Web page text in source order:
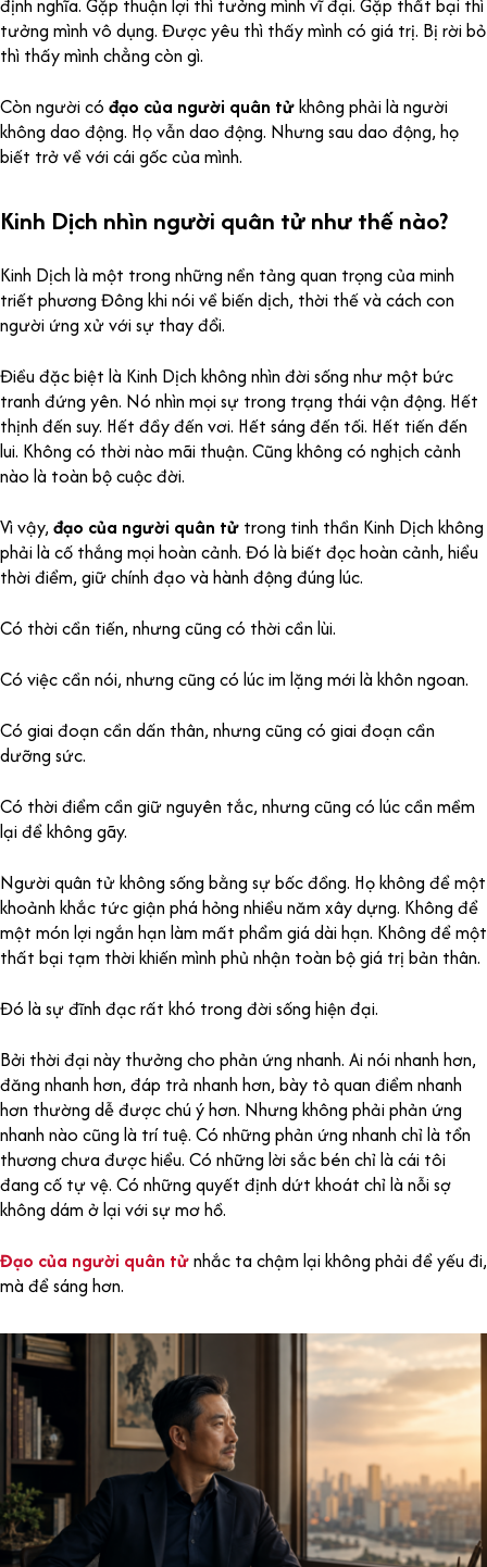
định nghĩa. Gặp thuận lợi thì tưởng mình vĩ đại. Gặp thất bại thì
tưởng mình vô dụng. Được yêu thì thấy mình có giá trị. Bị rời bỏ
thì thấy mình chẳng còn gì.
Còn người có đạo của người quân tửkhông phải là người
không dao động. Họ vẫn dao động. Nhưng sau dao động, họ
biết trở về với cái gốc của mình.
Kinh Dịch nhìn người quân tử như thế nào?
Kinh Dịch là một trong những nền tảng quan trọng của minh
triết phương Đông khi nói về biến dịch, thời thế và cách con
người ứng xử với sự thay đổi.
Điều đặc biệt là Kinh Dịch không nhìn đời sống như một bức
tranh đứng yên. Nó nhìn mọi sự trong trạng thái vận động. Hết
thịnh đến suy. Hết đầy đến vơi. Hết sáng đến tối. Hết tiến đến
lui. Không có thời nào mãi thuận. Cũng không có nghịch cảnh
nào là toàn bộ cuộc đời.
Vì vậy, đạo của người quân tử trong tinh thần Kinh Dịch không
phải là cố thắng mọi hoàn cảnh. Đó là biết đọc hoàn cảnh, hiểu
thời điểm, giữ chính đạo và hành động đúng lúc.
Có thời cần tiến, nhưng cũng có thời cần lùi.
Có việc cần nói, nhưng cũng có lúc im lặng mới là khôn ngoan.
Có giai đoạn cần dấn thân, nhưng cũng có giai đoạn cần
dưỡng sức.
Có thời điểm cần giữ nguyên tắc, nhưng cũng có lúc cần mềm
lại để không gãy.
Người quân tử không sống bằng sự bốc đồng. Họ không để một
khoảnh khắc tức giận phá hỏng nhiều năm xây dựng. Không để
một món lợi ngắn hạn làm mất phẩm giá dài hạn. Không để một
thất bại tạm thời khiến mình phủ nhận toàn bộ giá trị bản thân.
Đó là sự đĩnh đạc rất khó trong đời sống hiện đại.
Bởi thời đại này thưởng cho phản ứng nhanh. Ai nói nhanh hơn,
đăng nhanh hơn, đáp trả nhanh hơn, bày tỏ quan điểm nhanh
hơn thường dễ được chú ý hơn. Nhưng không phải phản ứng
nhanh nào cũng là trí tuệ. Có những phản ứng nhanh chỉ là tổn
thương chưa được hiểu. Có những lời sắc bén chỉ là cái tôi
đang cố tự vệ. Có những quyết định dứt khoát chỉ là nỗi sợ
không dám ở lại với sự mơ hồ.
Đạo của người quân tửnhắc ta chậm lại không phải để yếu đi,
mà để sáng hơn.